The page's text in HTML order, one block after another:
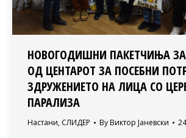
НОВОГОДИШНИ ПАКЕТЧИЊА
ОД ЦЕНТАРОТ ЗА ПОСЕБНИ
ЗДРУЖЕНИЕТО НА ЛИЦА СО
ПАРАЛИЗА
Настани, СЛИДЕР By Виктор Јаневски